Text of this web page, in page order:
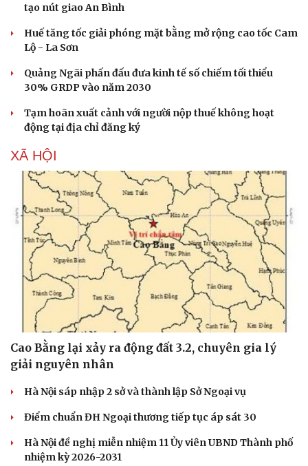
Sức khỏe
Dinh dưỡng - món ngon
Cây thuốc
Sản phụ khoa
Nhi khoa
Nam khoa
Làm đẹp - giảm cân
Phòng mạch online
Ăn sạch sống khỏe
Đời sống
Nhà đẹp
Blog
Tình yêu - Gia đình
tạo nút giao An Bình
Huế tăng tốc giải phóng mặt bằng mở rộng cao tốc Cam
Lộ - La Sơn
Quảng Ngãi phấn đấu đưa kinh tế số chiếm tối thiểu
30% GRDP vào năm 2030
Tạm hoãn xuất cảnh với người nộp thuế không hoạt
động tại địa chỉ đăng ký
XÃ HỘI
Cao Bằng lại xảy ra động đất 3.2, chuyên gia lý
giải nguyên nhân
Hà Nội sáp nhập 2 sở và thành lập Sở Ngoại vụ
Điểm chuẩn ĐH Ngoại thương tiếp tục áp sát 30
Hà Nội đề nghị miễn nhiệm 11 Ủy viên UBND Thành phố
nhiệm kỳ 2026-2031